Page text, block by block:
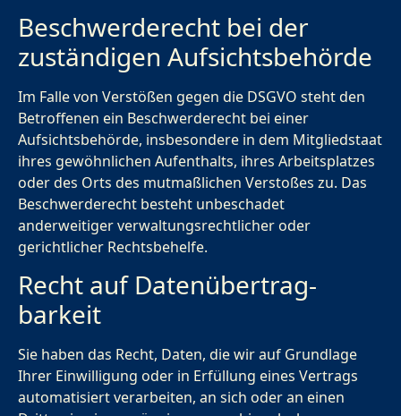
Beschwerde­recht bei der
zuständigen Aufsichts­behörde
Im Falle von Verstößen gegen die DSGVO steht den
Betroffenen ein Beschwerderecht bei einer
Aufsichtsbehörde, insbesondere in dem Mitgliedstaat
ihres gewöhnlichen Aufenthalts, ihres Arbeitsplatzes
oder des Orts des mutmaßlichen Verstoßes zu. Das
Beschwerderecht besteht unbeschadet
anderweitiger verwaltungsrechtlicher oder
gerichtlicher Rechtsbehelfe.
Recht auf Daten­übertrag­
barkeit
Sie haben das Recht, Daten, die wir auf Grundlage
Ihrer Einwilligung oder in Erfüllung eines Vertrags
automatisiert verarbeiten, an sich oder an einen